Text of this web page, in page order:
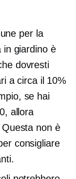
per la
in giardino è
dovresti
a circa il 10%
se hai
allora
non è
consigliare